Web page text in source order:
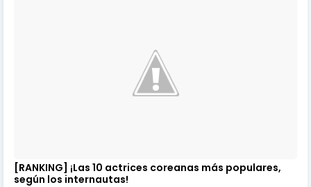
[RANKING] ¡Las 10 actrices coreanas más populares,
según los internautas!